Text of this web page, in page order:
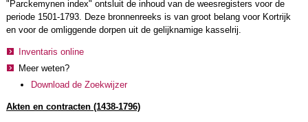
"Parckemynen index" ontsluit de inhoud van de weesregisters voor de
periode 1501-1793. Deze bronnenreeks is van groot belang voor Kortrijk
en voor de omliggende dorpen uit de gelijknamige kasselrij.
Inventaris online
Meer weten?
Download de Zoekwijzer
Akten en contracten (1438-1796)